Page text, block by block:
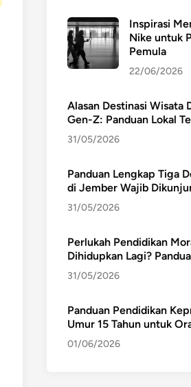
Inspirasi
Nike untuk
Pemula
22/06/2026
Alasan Destinasi Wisata
Gen-Z: Panduan Lokal
31/05/2026
Panduan Lengkap Tiga
di Jember Wajib
31/05/2026
Perlukah Pendidikan
Dihidupkan Lagi?
31/05/2026
Panduan Pendidikan
Umur 15 Tahun untuk
01/06/2026